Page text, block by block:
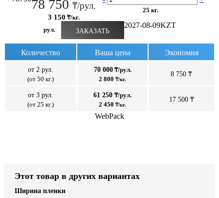
78 750 ₸/рул.
3 150 ₸/кг.
25 кг.
рул. ЗАКАЗАТЬ
2027-08-09KZT
Количество Ваша цена Экономия
от 2 рул.
(от 50 кг.)
70 000₸/рул.
2 800 ₸/кг.
8 750 ₸
от 3 рул.
(от 25 кг.)
61 250 ₸/рул.
2 450 ₸/кг.
17 500 ₸
WebPack
Этот товар в других вариантах
Ширина пленки